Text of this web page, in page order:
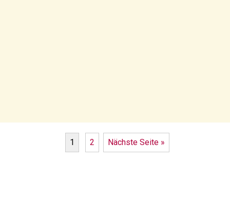
1 2 Nächste Seite »